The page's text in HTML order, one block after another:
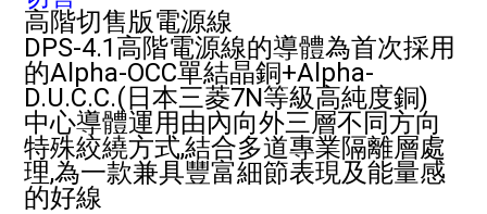
高階切售版電源線
DPS-4.1高階電源線的導體為首次採用
的Alpha-OCC單結晶銅+Alpha-
D.U.C.C.(日本三菱7N等級高純度銅)
中心導體運用由內向外三層不同方向
特殊絞繞方式,結合多道專業隔離層處
理,為一款兼具豐富細節表現及能量感
的好線